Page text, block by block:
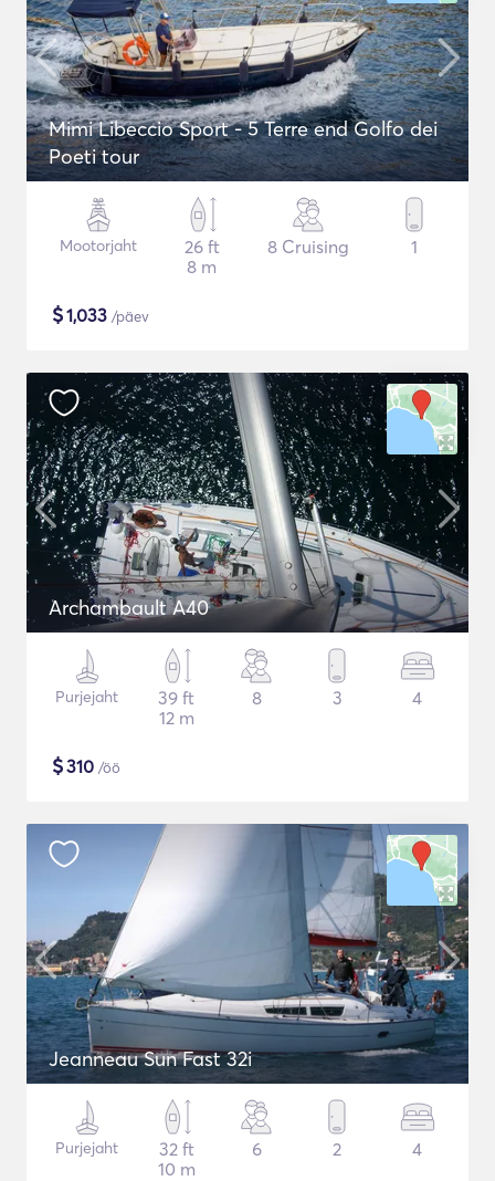
Mimi Libeccio Sport - 5 Terre end Golfo dei
Poeti tour
Mootorjaht
26 ft
8 m
8 Cruising 1
$1,033 /päev
Archambault A40
Purjejaht
39 ft
12 m
8 3 4
$310 /öö
Jeanneau Sun Fast 32i
Purjejaht
32 ft
10 m
6 2 4